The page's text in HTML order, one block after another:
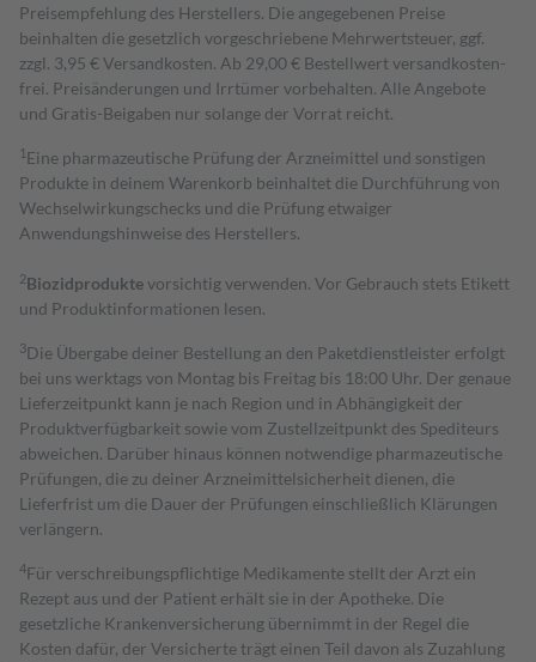
Preisempfehlung des Herstellers. Die angegebenen Preise
beinhalten die gesetzlich vorgeschriebene Mehrwertsteuer, ggf.
zzgl. 3,95 € Versandkosten. Ab 29,00 € Bestell­wert versand­kosten­
frei. Preisänderungen und Irrtümer vorbehalten. Alle Angebote
und Gratis-Beigaben nur solange der Vorrat reicht.
1 Eine pharmazeutische Prüfung der Arzneimittel und sonstigen
Produkte in deinem Warenkorb beinhaltet die Durchführung von
Wechselwirkungschecks und die Prüfung etwaiger
Anwendungshinweise des Herstellers.
2Biozidproduktevorsichtig verwenden. Vor Gebrauch stets Etikett
und Produktinformationen lesen.
3Die Übergabe deiner Bestellung an den Paketdienstleister erfolgt
bei uns werktags von Montag bis Freitag bis 18:00 Uhr. Der genaue
Lieferzeitpunkt kann je nach Region und in Abhängigkeit der
Produktverfügbarkeit sowie vom Zustellzeitpunkt des Spediteurs
abweichen. Darüber hinaus können notwendige pharmazeutische
Prüfungen, die zu deiner Arzneimittelsicherheit dienen, die
Lieferfrist um die Dauer der Prüfungen einschließlich Klärungen
verlängern.
4Für verschreibungspflichtige Medikamente stellt der Arzt ein
Rezept aus und der Patient erhält sie in der Apotheke. Die
gesetzliche Krankenversicherung übernimmt in der Regel die
Kosten dafür, der Versicherte trägt einen Teil davon als Zuzahlung